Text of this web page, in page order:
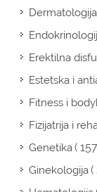
Dermatologija
Erektilna
Estetska i
Fitness i
Fizijatrija i
Genetika(
Ginekologija(